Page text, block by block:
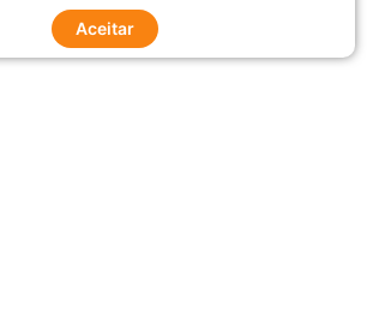
Aceitar